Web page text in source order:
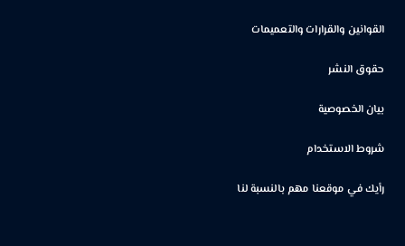
القوانين والقرارات والتعميمات
حقوق النشر
بيان الخصوصية
شروط الاستخدام
رأيك في موقعنا مهم بالنسبة لنا